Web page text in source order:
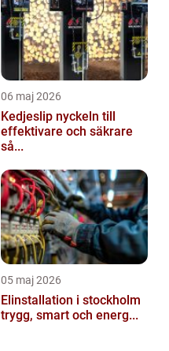
06 maj 2026
Kedjeslip nyckeln till
effektivare och säkrare
så...
05 maj 2026
Elinstallation i stockholm
trygg, smart och energ...